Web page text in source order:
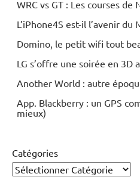
WRC vs GT : Les courses de
L’iPhone4S est-il l’avenir du
Domino, le petit wifi tout
LG s’offre une soirée en 3D
Another World : autre
App. Blackberry : un GPS
mieux)
Catégories